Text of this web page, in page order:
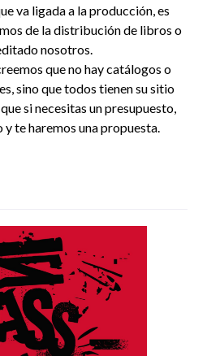
va ligada a la producción, es
de la distribución de libros o
nosotros.
que no hay catálogos o
sino que todos tienen su sitio
si necesitas un presupuesto,
te haremos una propuesta.